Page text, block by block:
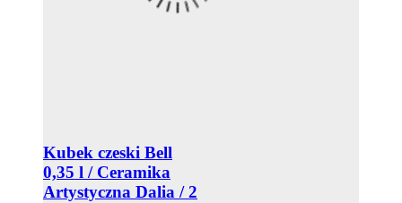
Kubek czeski Bell
0,35 l / Ceramika
Artystyczna Dalia / 2